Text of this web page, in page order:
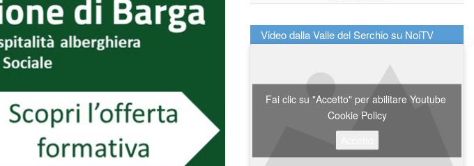
Video dalla Valle del Serchio su NoiTV
Fai clic su "Accetto" per abilitare Youtube
Cookie Policy